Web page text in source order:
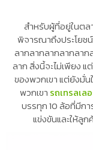
สำหรับผู้ที่อยู่ในต
พิจารณาถึงประโยช
ลากลากลากลากลา
ลาก สิ่งนี้จะไม่เพียง
ของพวกเขา แต่ยังมั่
พวกเขา รถเทรลเล
บรรทุก 10 ล้อที่มีก
แข่งขันและให้ลู